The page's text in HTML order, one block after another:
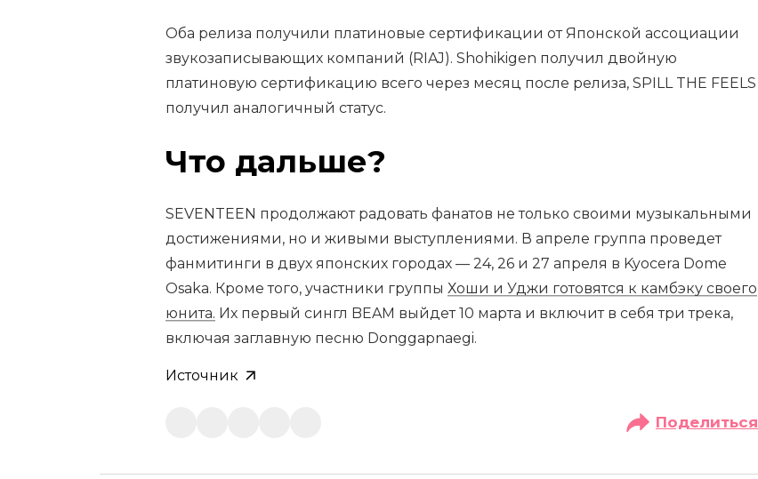
Оба релиза получили платиновые сертификации от Японской ассоциации
звукозаписывающих компаний (RIAJ). Shohikigen получил двойную
платиновую сертификацию всего через месяц после релиза, SPILL THE FEELS
получил аналогичный статус.
Что дальше?
SEVENTEEN продолжают радовать фанатов не только своими музыкальными
достижениями, но и живыми выступлениями. В апреле группа проведет
фанмитинги в двух японских городах — 24, 26 и 27 апреля в Kyocera Dome
Osaka. Кроме того, участники группы Хоши и Уджи готовятся к камбэку своего
юнита. Их первый сингл BEAM выйдет 10 марта и включит в себя три трека,
включая заглавную песню Donggapnaegi.
Источник
Поделиться